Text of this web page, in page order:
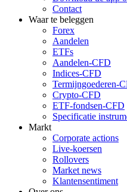
Contact
Waar te beleggen
Forex
Aandelen
ETFs
Aandelen-CFD
Indices-CFD
Termijngoederen-
Crypto-CFD
ETF-fondsen-CFD
Specificatie
Markt
Corporate actions
Live-koersen
Rollovers
Market news
Klantensentiment